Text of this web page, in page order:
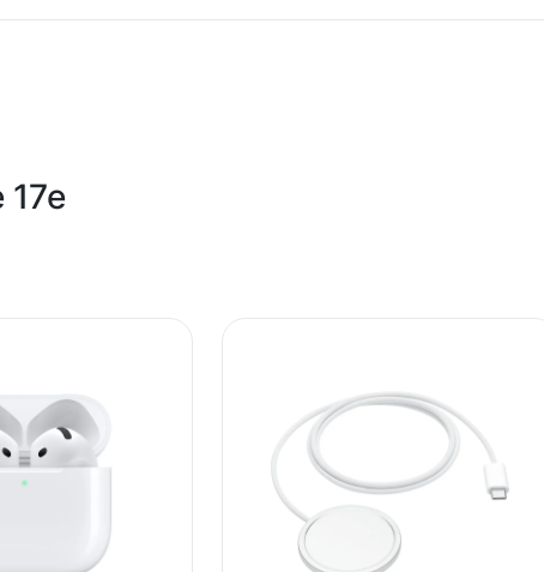
doo se trudi da informacije i fotografije artikala budu
da su svi podaci apsolutno ispravni.